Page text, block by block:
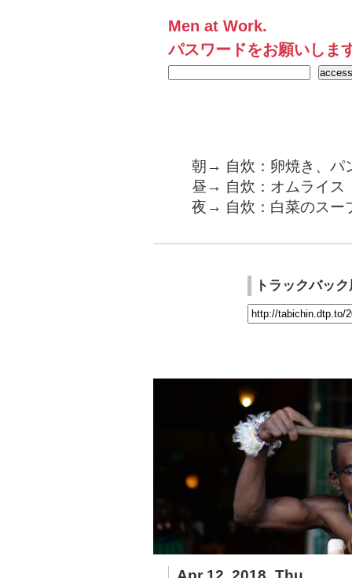
Men at Work.
パスワードをお願いしま
朝→ 自炊：卵焼き、パ
昼→ 自炊：オムライス
夜→ 自炊：白菜のスー
トラックバッ